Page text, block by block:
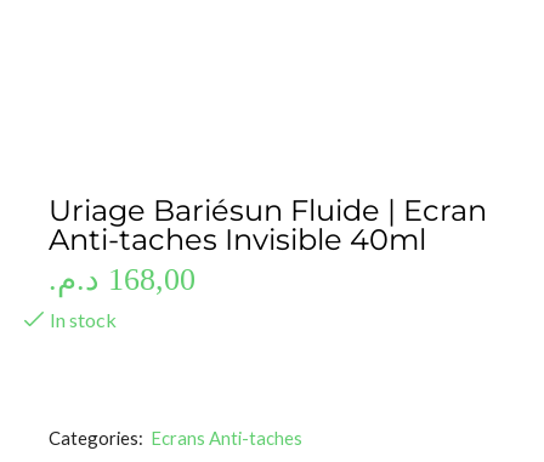
Uriage Bariésun Fluide | Ecran
Anti-taches Invisible 40ml
168,00 د.م.
In stock
Categories: Ecrans Anti-taches